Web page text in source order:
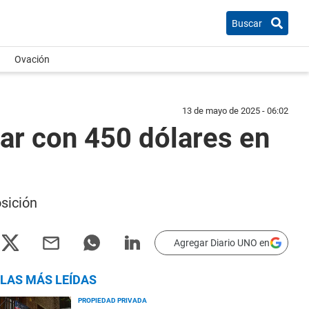
Buscar
Ovación
13 de mayo de 2025 - 06:02
con 450 dólares en
Agregar Diario UNO en
LAS MÁS LEÍDAS
PROPIEDAD PRIVADA